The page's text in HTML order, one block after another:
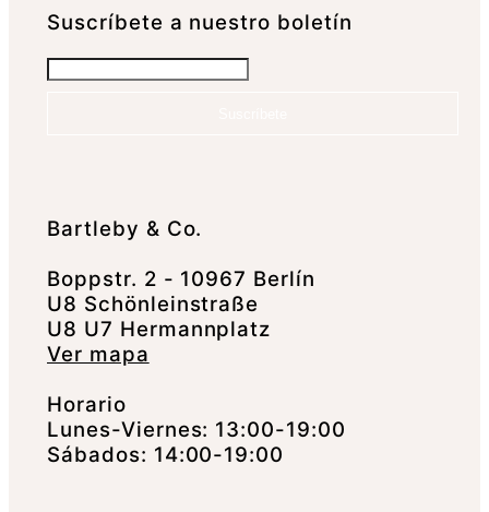
Suscrí­bete a nuestro boletín
Bartleby & Co.
Boppstr. 2 - 10967 Berlín
U8 Schönleinstraße
U8 U7 Hermannplatz
Ver mapa
Horario
Lunes-Viernes: 13:00-19:00
Sábados: 14:00-19:00